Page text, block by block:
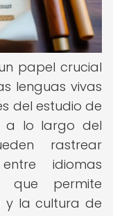
papel crucial
lenguas vivas
del estudio de
a lo largo del
rastrear
idiomas
que permite
y la cultura de